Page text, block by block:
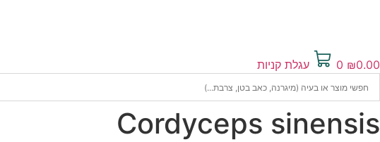
₪0.00
0 עגלת קניות
Cordyceps sinensis